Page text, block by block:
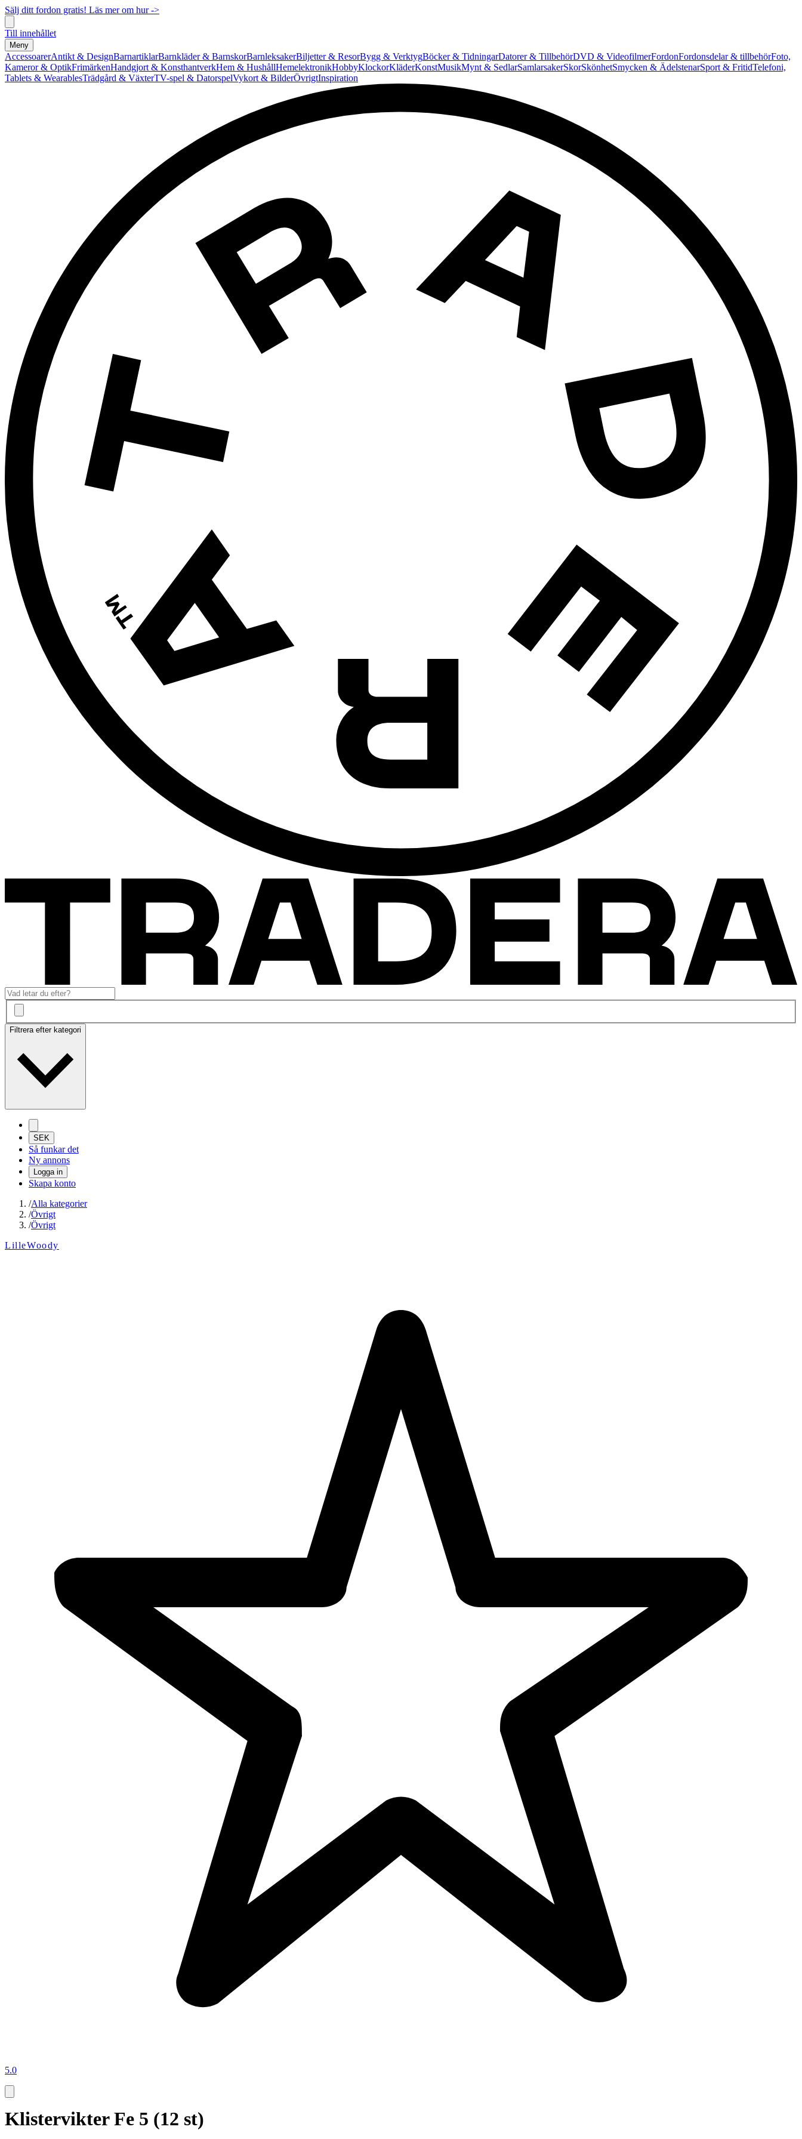
Sälj ditt fordon gratis! Läs mer om hur ->
Till innehållet
Meny
AccessoarerAntikt & DesignBarnartiklarBarnkläder & BarnskorBarnleksakerBiljetter & ResorBygg & VerktygBöcker & TidningarDatorer & TillbehörDVD & VideofilmerFordonFordonsdelar & tillbehörFoto,
Kameror & OptikFrimärkenHandgjort & KonsthantverkHem & HushållHemelektronikHobbyKlockorKläderKonstMusikMynt & SedlarSamlarsakerSkorSkönhetSmycken & ÄdelstenarSport & FritidTelefoni,
Tablets & WearablesTrädgård & VäxterTV-spel & DatorspelVykort & BilderÖvrigtInspiration
Filtrera efter kategori
SEK
Så funkar det
Ny annons
Logga in
Skapa konto
/Alla kategorier
/Övrigt
/Övrigt
LilleWoody
5.0
Klistervikter Fe 5 (12 st)